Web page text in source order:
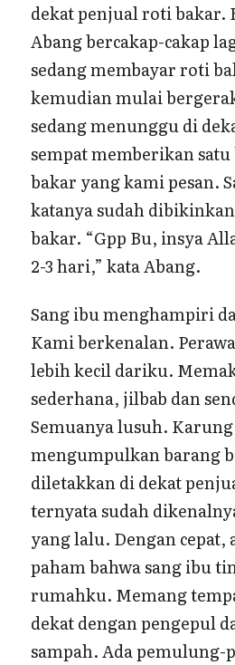
dekat penjual roti bakar.
Abang bercakap-cakap
sedang membayar roti
kemudian mulai
sedang menunggu di
sempat memberikan
bakar yang kami pesan.
katanya sudah
bakar. “Gpp Bu, insya
2-3 hari,” kata Abang.
Sang ibu menghampiri
Kami berkenalan.
lebih kecil dariku.
sederhana, jilbab dan
Semuanya lusuh.
mengumpulkan barang
diletakkan di dekat
ternyata sudah
yang lalu. Dengan cepat,
paham bahwa sang ibu
rumahku. Memang
dekat dengan pengepul
sampah. Ada